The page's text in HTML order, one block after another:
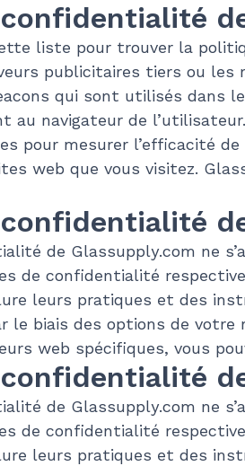
liste pour trouver la
publicitaires tiers ou
qui sont utilisés
au navigateur de
pour mesurer l’efficacité
web que vous visitez.
de Glassupply.com ne
de confidentialité
leurs pratiques et des
le biais des options de
web spécifiques, vous
de Glassupply.com ne
de confidentialité
leurs pratiques et des